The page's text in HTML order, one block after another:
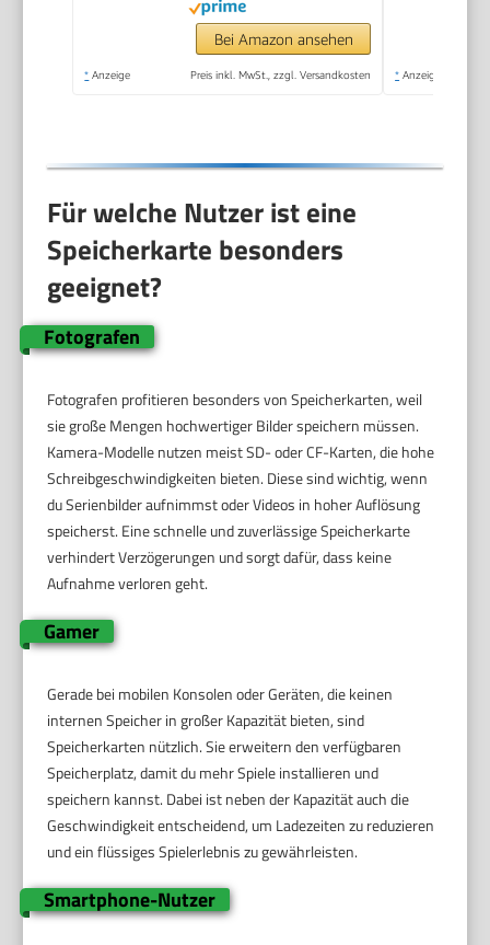
Bei Amazon ansehen
* Anzeige Preis inkl. MwSt., zzgl. Versandkosten * Anzeige
Für welche Nutzer ist eine
Speicherkarte besonders
geeignet?
Fotografen
Fotografen profitieren besonders von Speicherkarten, weil
sie große Mengen hochwertiger Bilder speichern müssen.
Kamera-Modelle nutzen meist SD- oder CF-Karten, die hohe
Schreibgeschwindigkeiten bieten. Diese sind wichtig, wenn
du Serienbilder aufnimmst oder Videos in hoher Auflösung
speicherst. Eine schnelle und zuverlässige Speicherkarte
verhindert Verzögerungen und sorgt dafür, dass keine
Aufnahme verloren geht.
Gamer
Gerade bei mobilen Konsolen oder Geräten, die keinen
internen Speicher in großer Kapazität bieten, sind
Speicherkarten nützlich. Sie erweitern den verfügbaren
Speicherplatz, damit du mehr Spiele installieren und
speichern kannst. Dabei ist neben der Kapazität auch die
Geschwindigkeit entscheidend, um Ladezeiten zu reduzieren
und ein flüssiges Spielerlebnis zu gewährleisten.
Smartphone-Nutzer